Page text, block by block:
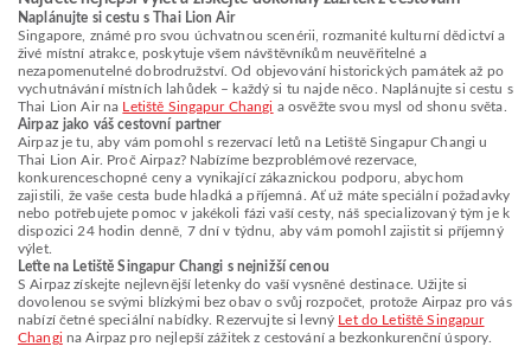
Naplánujte si cestu s Thai Lion Air
Singapore, známé pro svou úchvatnou scenérii, rozmanité kulturní dědictví a
živé místní atrakce, poskytuje všem návštěvníkům neuvěřitelné a
nezapomenutelné dobrodružství. Od objevování historických památek až po
vychutnávání místních lahůdek – každý si tu najde něco. Naplánujte si cestu s
Thai Lion Air na Letiště Singapur Changi a osvěžte svou mysl od shonu světa.
Airpaz jako váš cestovní partner
Airpaz je tu, aby vám pomohl s rezervací letů na Letiště Singapur Changi u
Thai Lion Air. Proč Airpaz? Nabízíme bezproblémové rezervace,
konkurenceschopné ceny a vynikající zákaznickou podporu, abychom
zajistili, že vaše cesta bude hladká a příjemná. Ať už máte speciální požadavky
nebo potřebujete pomoc v jakékoli fázi vaší cesty, náš specializovaný tým je k
dispozici 24 hodin denně, 7 dní v týdnu, aby vám pomohl zajistit si příjemný
výlet.
Leťte na Letiště Singapur Changi s nejnižší cenou
S Airpaz získejte nejlevnější letenky do vaší vysněné destinace. Užijte si
dovolenou se svými blízkými bez obav o svůj rozpočet, protože Airpaz pro vás
nabízí četné speciální nabídky. Rezervujte si levný Let do Letiště Singapur
Changi na Airpaz pro nejlepší zážitek z cestování a bezkonkurenční úspory.